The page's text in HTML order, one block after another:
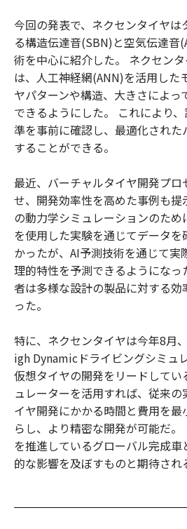
今回の発表で、ネクセンタイヤは
る構造伝達音(SBN)と空気伝達音
術を中心に紹介した。 ネクセン
は、人工神経網(ANN)を活用した
ヤパターンや構造、大きさによっ
できるようにした。 これにより
準を事前に確認し、最適化され
することができる。
最近、バーチャルタイヤ開発プロ
せ、開発効率性を高めた事例も
の動力学シミュレーションのた
を使用した実験を通じてデータ
かったが、AI予測技術を通じて実
理的特性を予測できるようにな
者は多様な設計の製品に対する
った。
特に、ネクセンタイヤは今年8月
igh Dynamicドライビングシミュ
仮想タイヤの開発をリードしてい
ュレーターを活用すれば、従来の
イヤ開発にかかる時間と費用を
らし、より精密な開発が可能だ
を推進しているグローバル完成
的な影響を及ぼすものと期待され